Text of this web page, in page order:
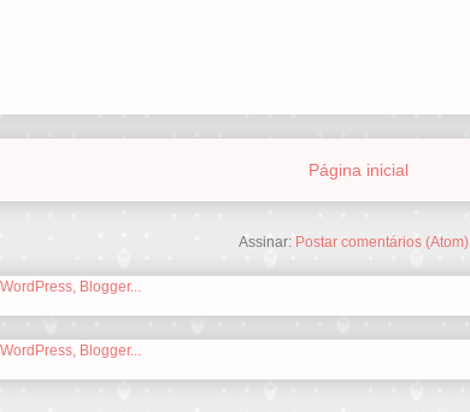
Página inicial
Assinar: Postar comentários (Atom)